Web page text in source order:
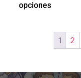
opciones
1 2